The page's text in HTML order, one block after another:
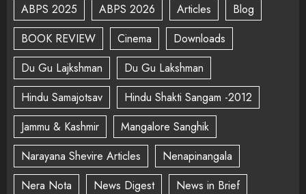
ABPS 2025
ABPS 2026 Articles
Blog
BOOK REVIEW
Cinema
Downloads
Du Gu Lajkshman
Du Gu Lakshman
Hindu Samajotsav
Hindu Shakti Sangam -2012
Jammu & Kashmir
Mangalore Sanghik
Narayana Shevire Articles
Nenapinangala
Nera Nota
News Digest
News in Brief